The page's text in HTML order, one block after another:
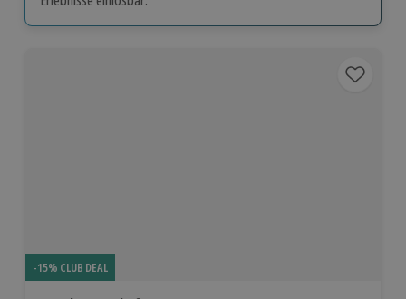
-15% CLUB DEAL